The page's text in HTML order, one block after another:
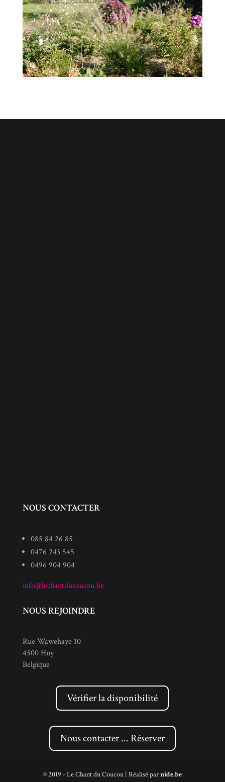
NOUS CONTACTER
085 84 26 85
0476 243 545
0496 904 904
info@lechantducoucou.be
NOUS REJOINDRE
Rue Wawehaye 10
4500 Huy
Belgique
Vérifier la disponibilité
Nous contacter ... Réserver
© 2019 - Le Chant du Coucou | Réalisé parnide.be